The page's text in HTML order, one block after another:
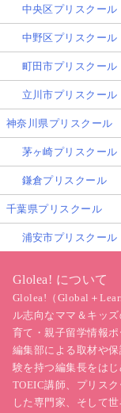
中央区プリスクール
中野区プリスクール
町田市プリスクール
立川市プリスクール
神奈川県プリスクール
茅ヶ崎プリスクール
鎌倉プリスクール
千葉県プリスクール
浦安市プリスクール
Glolea! について
Glolea!（Global＋
ル志向なママ＆キッ
育て・親子留学情報
編集部による取材や
験を持つ編集長をは
TOEIC講師、プリス
した専門家、そして